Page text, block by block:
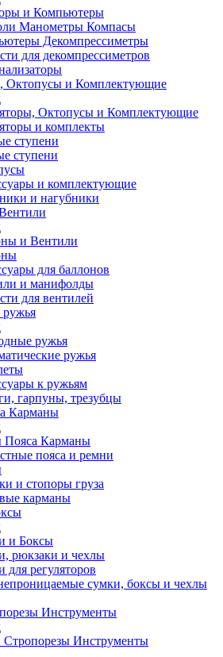
и Компьютеры
Манометры Компасы
Декомпрессиметры
для декомпрессиметров
Октопусы и Комплектующие
Октопусы и Комплектующие
и комплекты
ступени
ступени
и комплектующие
и нагубники
и Вентили
для баллонов
и манифолды
для вентилей
ружья
ружья
к ружьям
гарпуны, трезубцы
Карманы
Пояса Карманы
пояса и ремни
и стопоры груза
карманы
и Боксы
рюкзаки и чехлы
для регуляторов
сумки, боксы и чехлы
Инструменты
Инструменты